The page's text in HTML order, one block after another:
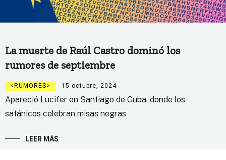
La muerte de Raúl Castro dominó los
rumores de septiembre
RUMORES 15 octubre, 2024
Apareció Lucifer en Santiago de Cuba, donde los
satánicos celebran misas negras
LEER MÁS